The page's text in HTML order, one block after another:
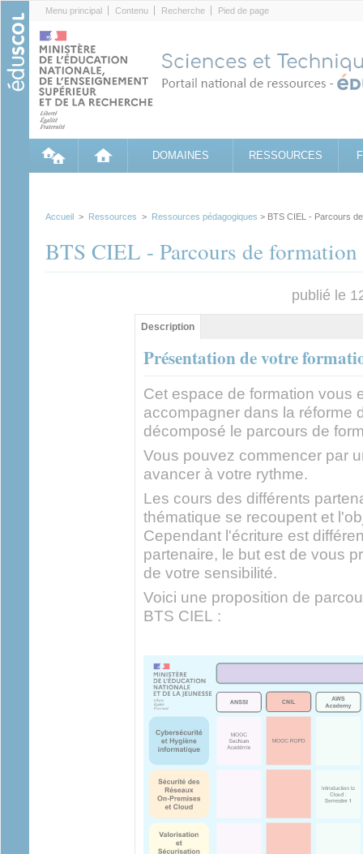
Menu principal Contenu Recherche Pied de page
DOMAINES RESSOURCES
Accueil > Ressources > Ressources pédagogiques > BTS CIEL - Parcours
BTS CIEL - Parcours de formation
publié le
Contenu principal
Description
actif)
Présentation de votre
Cet espace de formation vous
accompagner dans la réforme
décomposé le parcours de
Vous pouvez commencer par
avancer à votre rythme.
Les cours des différents
thématique se recoupent et
Cependant l'écriture est
partenaire, le but est de vous
de votre sensibilité.
Voici une proposition de
BTS CIEL :